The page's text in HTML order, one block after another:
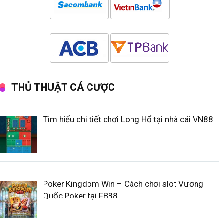
THỦ THUẬT CÁ CƯỢC
Tìm hiểu chi tiết chơi Long Hổ tại nhà cái VN88
Poker Kingdom Win – Cách chơi slot Vương
Quốc Poker tại FB88